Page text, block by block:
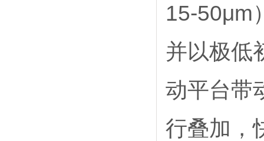
15-50μm
并以极低
动平台带
行叠加，